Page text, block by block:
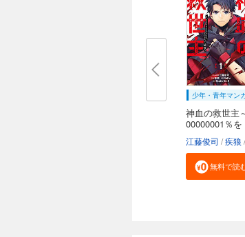
少年・青年マン
神血の救世主
00000001％を
江藤俊司 疾狼
無料で読